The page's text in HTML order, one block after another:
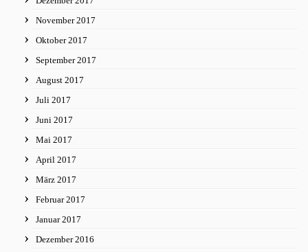
November 2017
Oktober 2017
September 2017
August 2017
Juli 2017
Juni 2017
Mai 2017
April 2017
März 2017
Februar 2017
Januar 2017
Dezember 2016